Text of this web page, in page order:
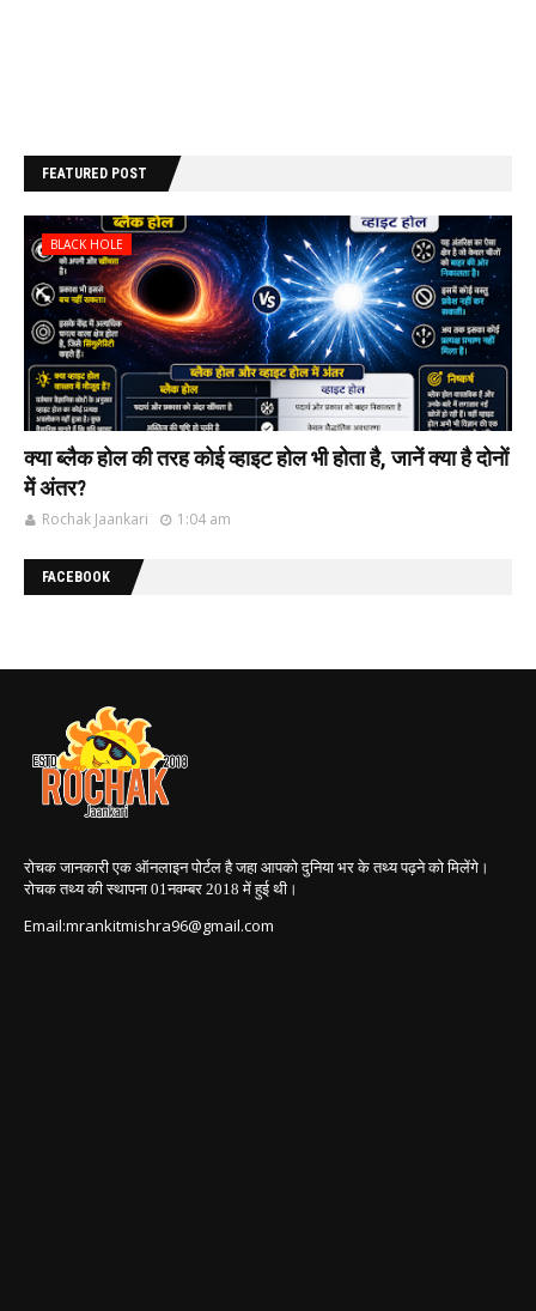
FEATURED POST
BLACK HOLE
क्या ब्लैक होल की‌ तरह कोई व्हाइट होल भी‌ होता है, जानें क्या है दोनों
में अंतर?
Rochak Jaankari 1:04 am
FACEBOOK
रोचक जानकारी एक ऑनलाइन पोर्टल है जहा आपको दुनिया भर के तथ्य पढ़ने को मिलेंगे।
रोचक तथ्य की स्थापना 01नवम्बर 2018में हुई थी।
Email:mrankitmishra96@gmail.com